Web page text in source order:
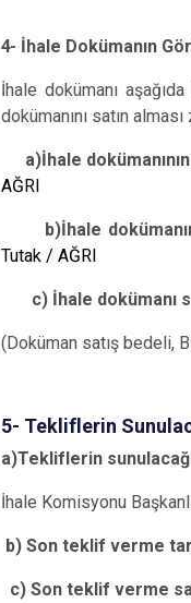
4- İhale Dokümanın
İhale dokümanı
dokümanını satın
a)İhale
AĞRI
b)İhale
Tutak / AĞRI
c) İhale dokümanı
(Doküman satış bedeli,
5- Tekliflerin
a)Tekliflerin
İhale Komisyonu
b) Son teklif verme
c) Son teklif verme